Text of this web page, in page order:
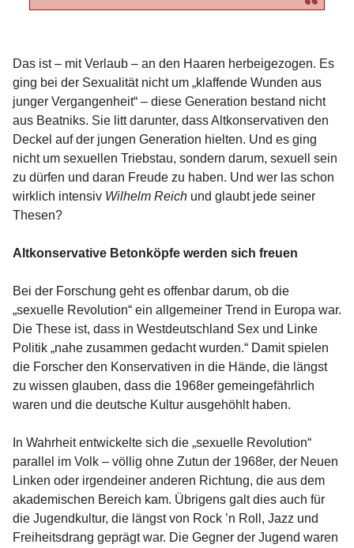
Das ist – mit Verlaub – an den Haaren herbeigezogen. Es
ging bei der Sexualität nicht um „klaffende Wunden aus
junger Vergangenheit“ – diese Generation bestand nicht
aus Beatniks. Sie litt darunter, dass Altkonservativen den
Deckel auf der jungen Generation hielten. Und es ging
nicht um sexuellen Triebstau, sondern darum, sexuell sein
zu dürfen und daran Freude zu haben. Und wer las schon
wirklich intensiv Wilhelm Reich und glaubt jede seiner
Thesen?
Altkonservative Betonköpfe werden sich freuen
Bei der Forschung geht es offenbar darum, ob die
„sexuelle Revolution“ ein allgemeiner Trend in Europa war.
Die These ist, dass in Westdeutschland Sex und Linke
Politik „nahe zusammen gedacht wurden.“ Damit spielen
die Forscher den Konservativen in die Hände, die längst
zu wissen glauben, dass die 1968er gemeingefährlich
waren und die deutsche Kultur ausgehöhlt haben.
In Wahrheit entwickelte sich die „sexuelle Revolution“
parallel im Volk – völlig ohne Zutun der 1968er, der Neuen
Linken oder irgendeiner anderen Richtung, die aus dem
akademischen Bereich kam. Übrigens galt dies auch für
die Jugendkultur, die längst von Rock ’n Roll, Jazz und
Freiheitsdrang geprägt war. Die Gegner der Jugend waren